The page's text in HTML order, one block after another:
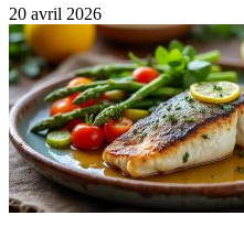
20 avril 2026